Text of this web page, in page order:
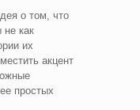
о том, что
не как
их
акцент
простых